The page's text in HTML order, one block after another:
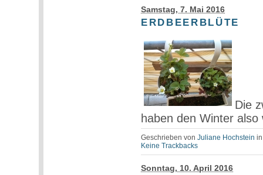
Samstag, 7. Mai 2016
ERDBEERBLÜTE
Die
haben den Winter
Geschrieben vonJuliane Hochstein
Keine Trackbacks
Sonntag, 10. April 2016